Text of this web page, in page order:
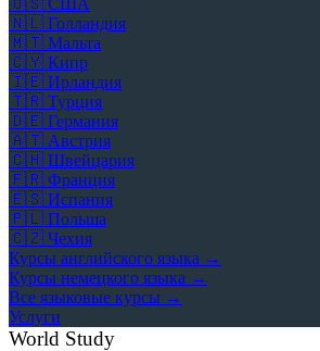
🇺🇸 США
🇳🇱 Голландия
🇲🇹 Мальта
🇨🇾 Кипр
🇮🇪 Ирландия
🇹🇷 Турция
🇩🇪 Германия
🇦🇹 Австрия
🇨🇭 Швейцария
🇫🇷 Франция
🇪🇸 Испания
🇵🇱 Польша
🇨🇿 Чехия
Курсы английского языка →
Курсы немецкого языка →
Все языковые курсы →
Услуги
World Study